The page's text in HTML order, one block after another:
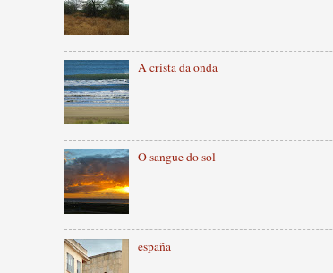
A crista da onda
O sangue do sol
españa